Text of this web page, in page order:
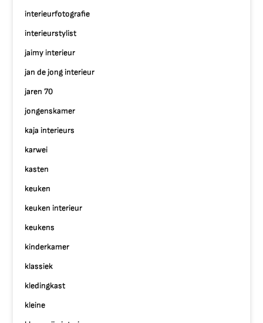
interieurfotografie
interieurstylist
jaimy interieur
jan de jong interieur
jaren 70
jongenskamer
kaja interieurs
karwei
kasten
keuken
keuken interieur
keukens
kinderkamer
klassiek
kledingkast
kleine